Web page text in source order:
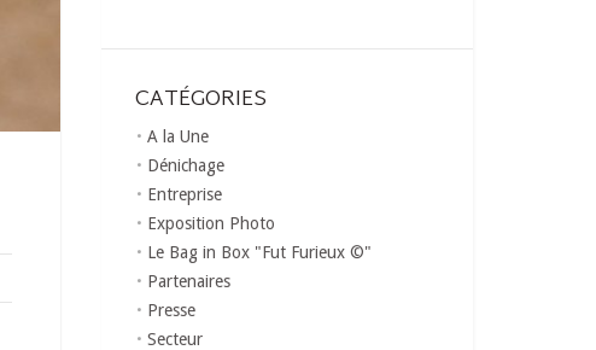
CATÉGORIES
A la Une
Dénichage
Entreprise
Exposition Photo
Le Bag in Box "Fut Furieux ©"
Partenaires
Presse
Secteur